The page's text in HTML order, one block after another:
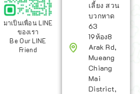
มาเป็นเพื่อน LINE
ของเรา
Be Our LINE
Friend
เลี้ยง สวน
บวกหาด
63
19ห้อง8
Arak Rd,
Mueang
Chiang
Mai
District,